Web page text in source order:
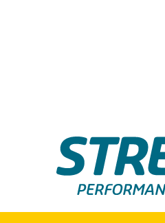
Produkte